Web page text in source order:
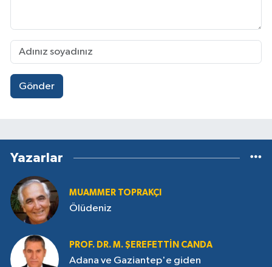
Gönder
Yazarlar
MUAMMER TOPRAKÇI
Ölüdeniz
PROF. DR. M. ŞEREFETTIN CANDA
Adana ve Gaziantep'e giden